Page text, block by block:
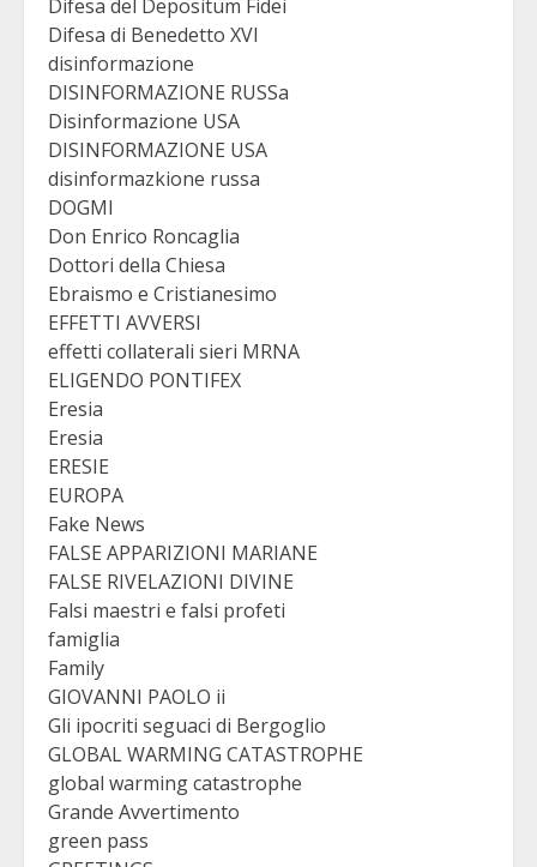
Difesa del Depositum Fidei
Difesa di Benedetto XVI
disinformazione
DISINFORMAZIONE RUSSa
Disinformazione USA
DISINFORMAZIONE USA
disinformazkione russa
DOGMI
Don Enrico Roncaglia
Dottori della Chiesa
Ebraismo e Cristianesimo
EFFETTI AVVERSI
effetti collaterali sieri MRNA
ELIGENDO PONTIFEX
Eresia
Eresia
ERESIE
EUROPA
Fake News
FALSE APPARIZIONI MARIANE
FALSE RIVELAZIONI DIVINE
Falsi maestri e falsi profeti
famiglia
Family
GIOVANNI PAOLO ii
Gli ipocriti seguaci di Bergoglio
GLOBAL WARMING CATASTROPHE
global warming catastrophe
Grande Avvertimento
green pass